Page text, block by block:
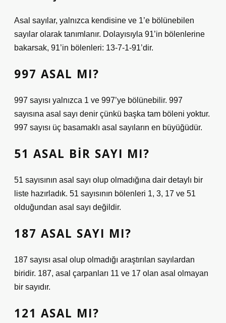
Asal sayılar, yalnızca kendisine ve 1’e bölünebilen
sayılar olarak tanımlanır. Dolayısıyla 91’in bölenlerine
bakarsak, 91’in bölenleri: 13-7-1-91’dir.
997 ASAL MI?
997 sayısı yalnızca 1 ve 997’ye bölünebilir. 997
sayısına asal sayı denir çünkü başka tam böleni yoktur.
997 sayısı üç basamaklı asal sayıların en büyüğüdür.
51 ASAL BIR SAYI MI?
51 sayısının asal sayı olup olmadığına dair detaylı bir
liste hazırladık. 51 sayısının bölenleri 1, 3, 17 ve 51
olduğundan asal sayı değildir.
187 ASAL SAYI MI?
187 sayısı asal olup olmadığı araştırılan sayılardan
biridir. 187, asal çarpanları 11 ve 17 olan asal olmayan
bir sayıdır.
121 ASAL MI?